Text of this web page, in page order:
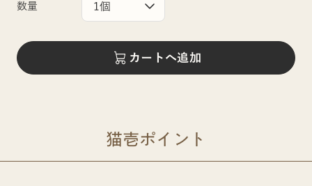
数量
カートへ追加
猫壱ポイント